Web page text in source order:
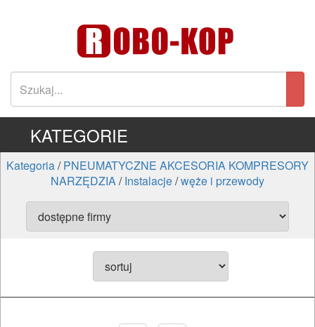
KATEGORIE
Kategoria/PNEUMATYCZNE AKCESORIA KOMPRESORY
NARZĘDZIA/Instalacje/węże i przewody